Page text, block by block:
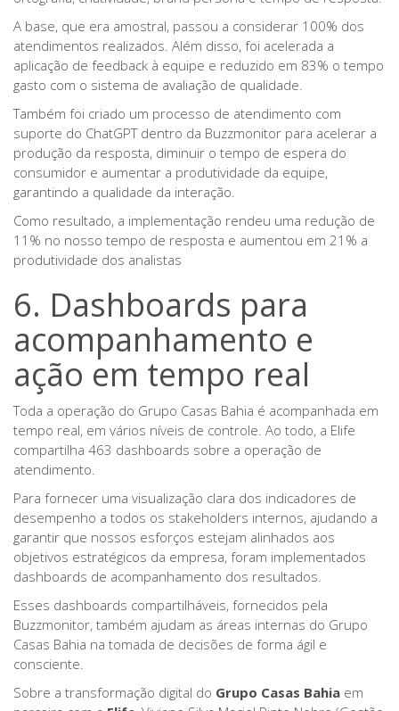
A base, que era amostral, passou a considerar 100% dos
atendimentos realizados. Além disso, foi acelerada a
aplicação de feedback à equipe e reduzido em 83% o tempo
gasto com o sistema de avaliação de qualidade.
Também foi criado um processo de atendimento com
suporte do ChatGPT dentro da Buzzmonitor para acelerar a
produção da resposta, diminuir o tempo de espera do
consumidor e aumentar a produtividade da equipe,
garantindo a qualidade da interação.
Como resultado, a implementação rendeu uma redução de
11% no nosso tempo de resposta e aumentou em 21% a
produtividade dos analistas
6. Dashboards para
acompanhamento e
ação em tempo real
Toda a operação do Grupo Casas Bahia é acompanhada em
tempo real, em vários níveis de controle. Ao todo, a Elife
compartilha 463 dashboards sobre a operação de
atendimento.
Para fornecer uma visualização clara dos indicadores de
desempenho a todos os stakeholders internos, ajudando a
garantir que nossos esforços estejam alinhados aos
objetivos estratégicos da empresa, foram implementados
dashboards de acompanhamento dos resultados.
Esses dashboards compartilháveis, fornecidos pela
Buzzmonitor, também ajudam as áreas internas do Grupo
Casas Bahia na tomada de decisões de forma ágil e
consciente.
Sobre a transformação digital do Grupo Casas Bahia em